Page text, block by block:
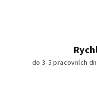
do 3-5 pracovních